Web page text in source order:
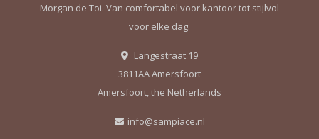
Morgan de Toi. Van comfortabel voor kantoor tot stijlvol
voor elke dag.
Langestraat 19
3811AA Amersfoort
Amersfoort, the Netherlands
info@sampiace.nl